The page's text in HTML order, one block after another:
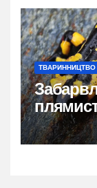
ТВАРИННИЦТВО